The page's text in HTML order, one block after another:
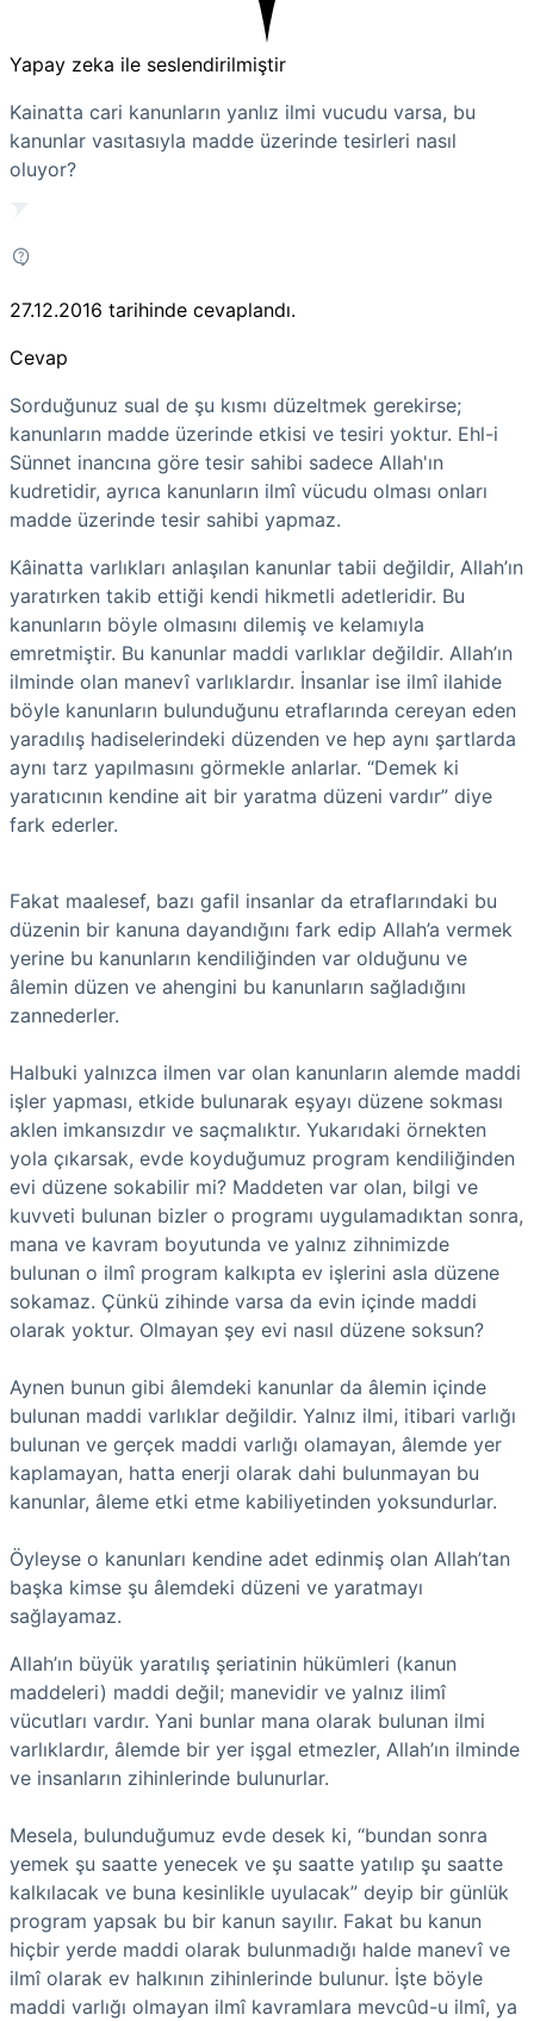
Yapay zeka ile seslendirilmiştir
Kainatta cari kanunların yanlız ilmi vucudu varsa, bu
kanunlar vasıtasıyla madde üzerinde tesirleri nasıl
oluyor?
27.12.2016 tarihinde cevaplandı.
Cevap
Sorduğunuz sual de şu kısmı düzeltmek gerekirse;
kanunların madde üzerinde etkisi ve tesiri yoktur. Ehl-i
Sünnet inancına göre tesir sahibi sadece Allah'ın
kudretidir, ayrıca kanunların ilmî vücudu olması onları
madde üzerinde tesir sahibi yapmaz.
Kâinatta varlıkları anlaşılan kanunlar tabii değildir, Allah’ın
yaratırken takib ettiği kendi hikmetli adetleridir. Bu
kanunların böyle olmasını dilemiş ve kelamıyla
emretmiştir. Bu kanunlar maddi varlıklar değildir. Allah’ın
ilminde olan manevî varlıklardır. İnsanlar ise ilmî ilahide
böyle kanunların bulunduğunu etraflarında cereyan eden
yaradılış hadiselerindeki düzenden ve hep aynı şartlarda
aynı tarz yapılmasını görmekle anlarlar. “Demek ki
yaratıcının kendine ait bir yaratma düzeni vardır” diye
fark ederler.
Fakat maalesef, bazı gafil insanlar da etraflarındaki bu
düzenin bir kanuna dayandığını fark edip Allah’a vermek
yerine bu kanunların kendiliğinden var olduğunu ve
âlemin düzen ve ahengini bu kanunların sağladığını
zannederler.
Halbuki yalnızca ilmen var olan kanunların alemde maddi
işler yapması, etkide bulunarak eşyayı düzene sokması
aklen imkansızdır ve saçmalıktır. Yukarıdaki örnekten
yola çıkarsak, evde koyduğumuz program kendiliğinden
evi düzene sokabilir mi? Maddeten var olan, bilgi ve
kuvveti bulunan bizler o programı uygulamadıktan sonra,
mana ve kavram boyutunda ve yalnız zihnimizde
bulunan o ilmî program kalkıpta ev işlerini asla düzene
sokamaz. Çünkü zihinde varsa da evin içinde maddi
olarak yoktur. Olmayan şey evi nasıl düzene soksun?
Aynen bunun gibi âlemdeki kanunlar da âlemin içinde
bulunan maddi varlıklar değildir. Yalnız ilmi, itibari varlığı
bulunan ve gerçek maddi varlığı olamayan, âlemde yer
kaplamayan, hatta enerji olarak dahi bulunmayan bu
kanunlar, âleme etki etme kabiliyetinden yoksundurlar.
Öyleyse o kanunları kendine adet edinmiş olan Allah’tan
başka kimse şu âlemdeki düzeni ve yaratmayı
sağlayamaz.
Allah’ın büyük yaratılış şeriatinin hükümleri (kanun
maddeleri) maddi değil; manevidir ve yalnız ilimî
vücutları vardır. Yani bunlar mana olarak bulunan ilmi
varlıklardır, âlemde bir yer işgal etmezler, Allah’ın ilminde
ve insanların zihinlerinde bulunurlar.
Mesela, bulunduğumuz evde desek ki, “bundan sonra
yemek şu saatte yenecek ve şu saatte yatılıp şu saatte
kalkılacak ve buna kesinlikle uyulacak” deyip bir günlük
program yapsak bu bir kanun sayılır. Fakat bu kanun
hiçbir yerde maddi olarak bulunmadığı halde manevî ve
ilmî olarak ev halkının zihinlerinde bulunur. İşte böyle
maddi varlığı olmayan ilmî kavramlara mevcûd-u ilmî, ya